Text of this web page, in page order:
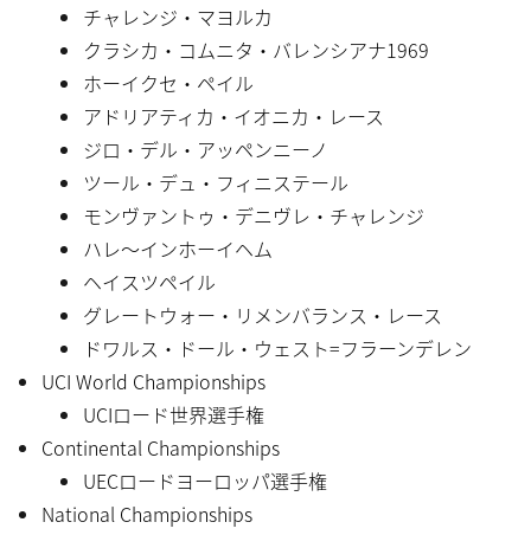
チャレンジ・マヨルカ
クラシカ・コムニタ・バレンシアナ1969
ホーイクセ・ペイル
アドリアティカ・イオニカ・レース
ジロ・デル・アッペンニーノ
ツール・デュ・フィニステール
モンヴァントゥ・デニヴレ・チャレンジ
ハレ〜インホーイヘム
ヘイスツペイル
グレートウォー・リメンバランス・レース
ドワルス・ドール・ウェスト=フラーンデレン
UCI World Championships
UCIロード世界選手権
Continental Championships
UECロードヨーロッパ選手権
National Championships